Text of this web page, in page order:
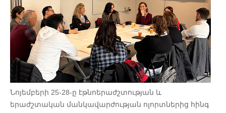
Նոյեմբերի 25-28-ը էթնոերաժշտության և
երաժշտական մանկավարժության ոլորտներից հինգ